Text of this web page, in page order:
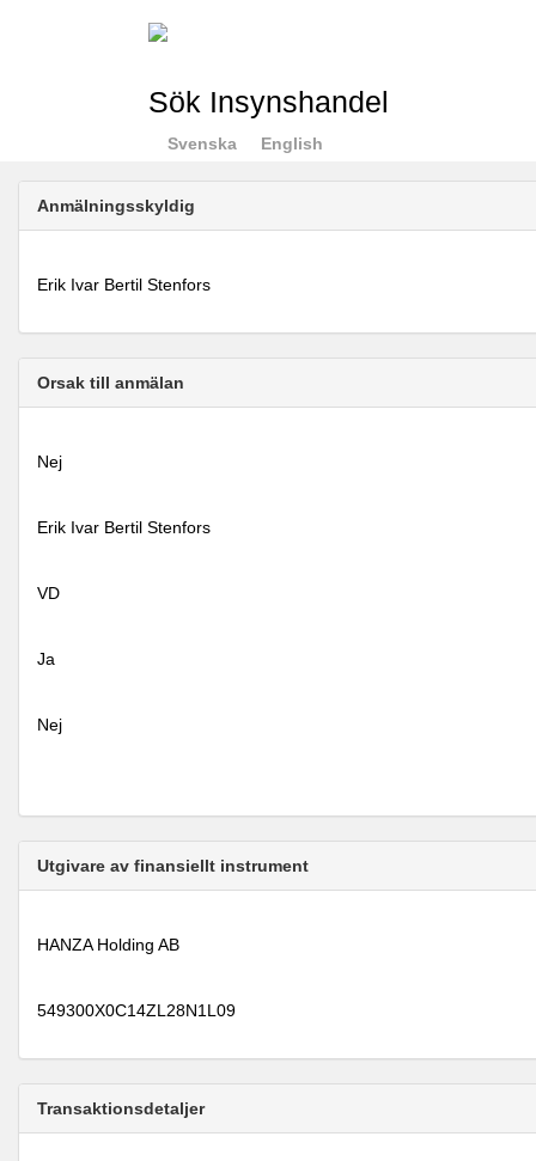
Sök Insynshandel
Svenska English
Anmälningsskyldig
Erik Ivar Bertil Stenfors
Orsak till anmälan
Nej
Erik Ivar Bertil Stenfors
VD
Ja
Nej
Utgivare av finansiellt instrument
HANZA Holding AB
549300X0C14ZL28N1L09
Transaktionsdetaljer